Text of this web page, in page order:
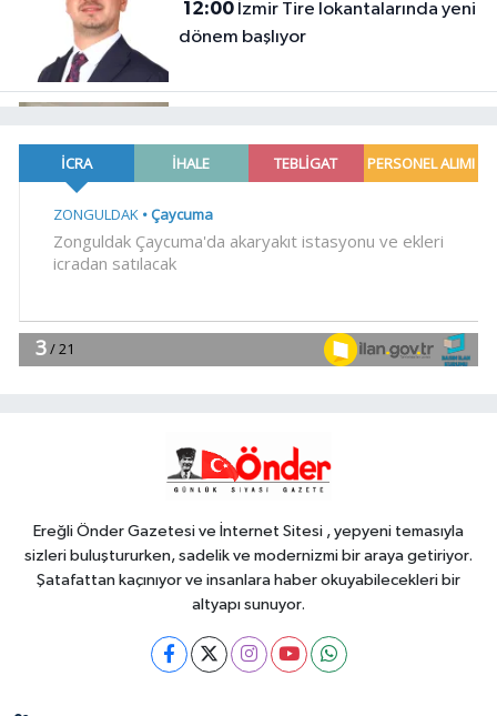
12:00İzmir Tire lokantalarında yeni
dönem başlıyor
YAŞAM
11:45İzmir Efes Selçuk'te engeller
atölyelerle aşılıyor
EKONOMİ
11:39Lavantanın hikayesi başlıyor
Gündem
11:30
amatör spor kulüplerine tam destek
11:15Kütahya'da Yedigöller
Ereğli Önder Gazetesi ve İnternet Sitesi , yepyeni temasıyla
sizleri buluştururken, sadelik ve modernizmi bir araya getiriyor.
Şatafattan kaçınıyor ve insanlara haber okuyabilecekleri bir
altyapı sunuyor.